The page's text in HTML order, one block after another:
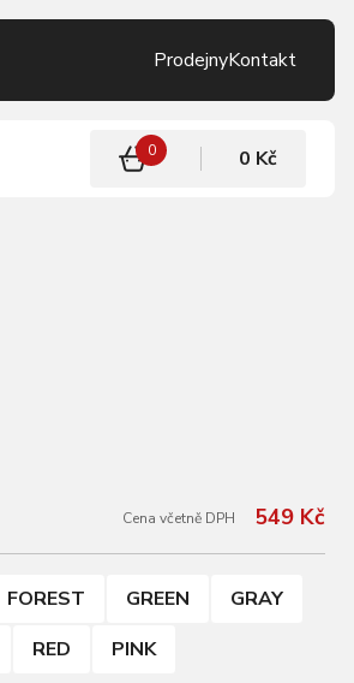
ProdejnyKontakt
0 0 Kč
Cena včetně DPH 549 Kč
FOREST GREEN
GRAY
RED
PINK